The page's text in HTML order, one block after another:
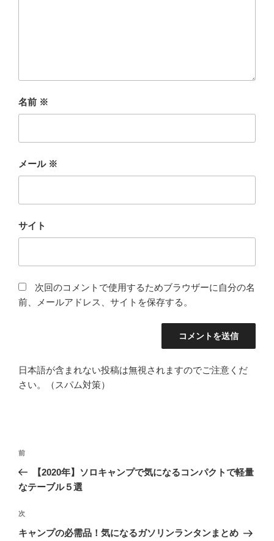
名前 ※
メール ※
サイト
次回のコメントで使用するためブラウザーに自分の名
前、メールアドレス、サイトを保存する。
日本語が含まれない投稿は無視されますのでご注意くだ
さい。（スパム対策）
投
ナ
ゲ
ー
前
の
投
前
【2020年】ソロキャンプで気になるコンパクトで軽量
なテーブル５選
次
の
次
キャンプの必需品！気になるガソリンランタンまとめ